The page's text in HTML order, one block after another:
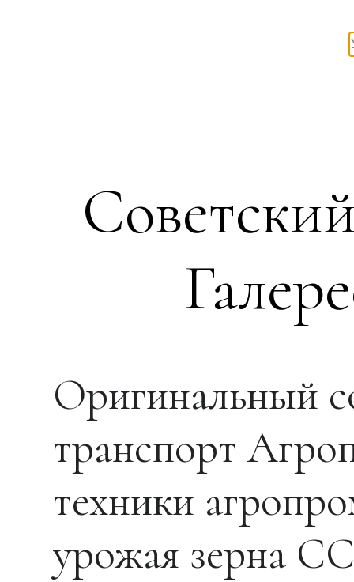
Оригинальный
транспорт
техники
урожая зерна